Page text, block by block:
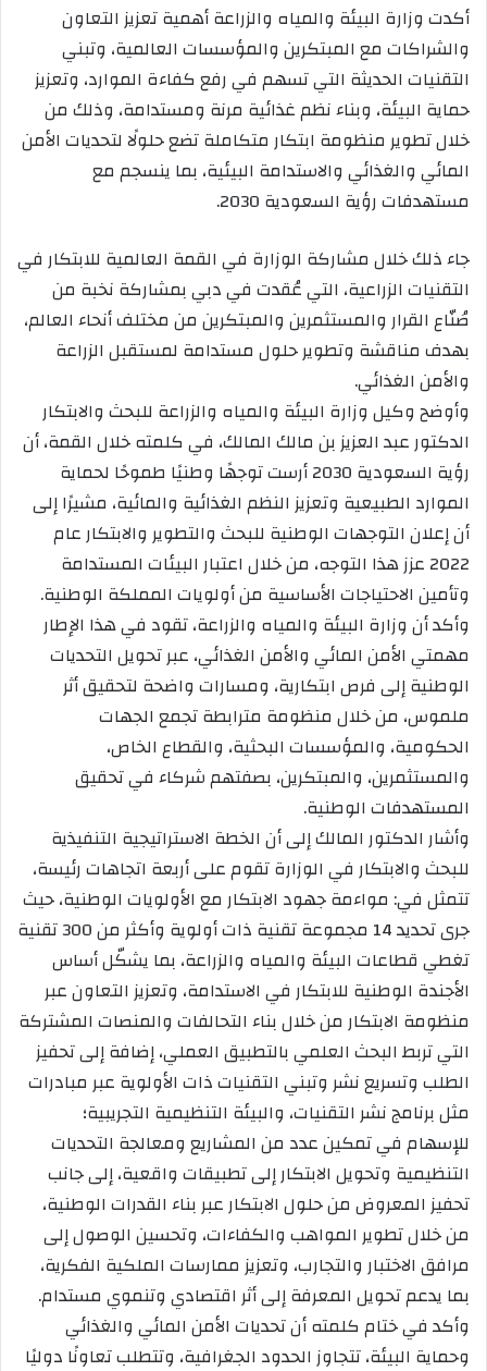
أكدت وزارة البيئة والمياه والزراعة أهمية تعزيز التعاون
والشراكات مع المبتكرين والمؤسسات العالمية، وتبني
التقنيات الحديثة التي تسهم في رفع كفاءة الموارد، وتعزيز
حماية البيئة، وبناء نظم غذائية مرنة ومستدامة، وذلك من
خلال تطوير منظومة ابتكار متكاملة تضع حلولًا لتحديات الأمن
المائي والغذائي والاستدامة البيئية، بما ينسجم مع
مستهدفات رؤية السعودية 2030.
جاء ذلك خلال مشاركة الوزارة في القمة العالمية للابتكار في
التقنيات الزراعية، التي عُقدت في دبي بمشاركة نخبة من
صُنّاع القرار والمستثمرين والمبتكرين من مختلف أنحاء العالم،
بهدف مناقشة وتطوير حلول مستدامة لمستقبل الزراعة
والأمن الغذائي.
وأوضح وكيل وزارة البيئة والمياه والزراعة للبحث والابتكار
الدكتور عبد العزيز بن مالك المالك، في كلمته خلال القمة، أن
رؤية السعودية 2030 أرست توجهًا وطنيًا طموحًا لحماية
الموارد الطبيعية وتعزيز النظم الغذائية والمائية، مشيرًا إلى
أن إعلان التوجهات الوطنية للبحث والتطوير والابتكار عام
2022 عزز هذا التوجه، من خلال اعتبار البيئات المستدامة
وتأمين الاحتياجات الأساسية من أولويات المملكة الوطنية.
وأكد أن وزارة البيئة والمياه والزراعة، تقود في هذا الإطار
مهمتي الأمن المائي والأمن الغذائي، عبر تحويل التحديات
الوطنية إلى فرص ابتكارية، ومسارات واضحة لتحقيق أثر
ملموس، من خلال منظومة مترابطة تجمع الجهات
الحكومية، والمؤسسات البحثية، والقطاع الخاص،
والمستثمرين، والمبتكرين، بصفتهم شركاء في تحقيق
المستهدفات الوطنية.
وأشار الدكتور المالك إلى أن الخطة الاستراتيجية التنفيذية
للبحث والابتكار في الوزارة تقوم على أربعة اتجاهات رئيسة،
تتمثل في: مواءمة جهود الابتكار مع الأولويات الوطنية، حيث
جرى تحديد 14 مجموعة تقنية ذات أولوية وأكثر من 300 تقنية
تغطي قطاعات البيئة والمياه والزراعة، بما يشكّل أساس
الأجندة الوطنية للابتكار في الاستدامة، وتعزيز التعاون عبر
منظومة الابتكار من خلال بناء التحالفات والمنصات المشتركة
التي تربط البحث العلمي بالتطبيق العملي، إضافة إلى تحفيز
الطلب وتسريع نشر وتبني التقنيات ذات الأولوية عبر مبادرات
مثل برنامج نشر التقنيات، والبيئة التنظيمية التجريبية؛
للإسهام في تمكين عدد من المشاريع ومعالجة التحديات
التنظيمية وتحويل الابتكار إلى تطبيقات واقعية، إلى جانب
تحفيز المعروض من حلول الابتكار عبر بناء القدرات الوطنية،
من خلال تطوير المواهب والكفاءات، وتحسين الوصول إلى
مرافق الاختبار والتجارب، وتعزيز ممارسات الملكية الفكرية،
بما يدعم تحويل المعرفة إلى أثر اقتصادي وتنموي مستدام.
وأكد في ختام كلمته أن تحديات الأمن المائي والغذائي
وحماية البيئة، تتجاوز الحدود الجغرافية، وتتطلب تعاونًا دوليًا